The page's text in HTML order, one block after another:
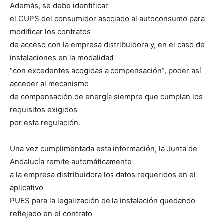
Además, se debe identificar
el CUPS del consumidor asociado al autoconsumo para
modificar los contratos
de acceso con la empresa distribuidora y, en el caso de
instalaciones en la modalidad
“con excedentes acogidas a compensación”, poder así
acceder al mecanismo
de compensación de energía siempre que cumplan los
requisitos exigidos
por esta regulación.
Una vez cumplimentada esta información, la Junta de
Andalucía remite automáticamente
a la empresa distribuidora los datos requeridos en el
aplicativo
PUES para la legalización de la instalación quedando
reflejado en el contrato